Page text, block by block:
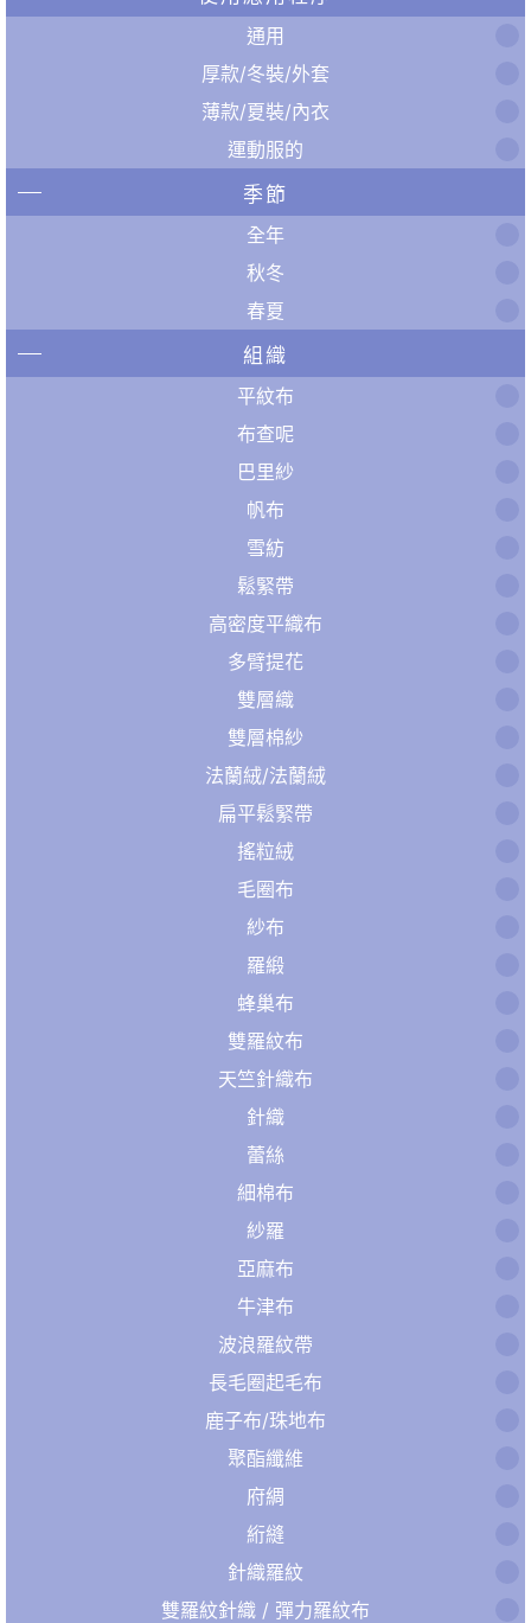
通用
厚款/冬裝/外套
薄款/夏裝/內衣
運動服的
季節
全年
秋冬
春夏
組織
平紋布
布查呢
巴里紗
帆布
雪紡
鬆緊帶
高密度平織布
多臂提花
雙層織
雙層棉紗
法蘭絨/法蘭絨
扁平鬆緊帶
搖粒絨
毛圈布
紗布
羅緞
蜂巢布
雙羅紋布
天竺針織布
針織
蕾絲
細棉布
紗羅
亞麻布
牛津布
波浪羅紋帶
長毛圈起毛布
鹿子布/珠地布
聚酯纖維
府綢
絎縫
針織羅紋
雙羅紋針織 / 彈力羅紋布